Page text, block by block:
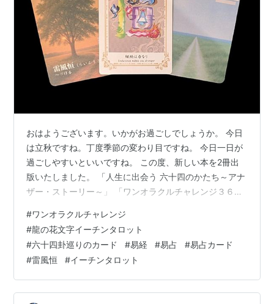
おはようございます。いかがお過ごしでしょうか。 今日
は立秋ですね。丁度季節の変わり目ですね。 今日一日が
過ごしやすいといいですね。 この度、新しい本を2冊出
版いたしました。 「人生に出会う 六十四のかたち～アナ
ザー・ストーリー～」 「ワンオラクルチャレンジ３６
す。 詳しくはこちらのリンクをご覧ください。
elmproject.hateblo.jp そんな一日ですが、今日もワンオ
ラクルチャレンジ、しました。 ワンオラクルチャレンジ
も2周年になりました。 ★ワンオラクルチャレンジと
は？★ 「ワンオラクル」というタロットカードの占い方
で、 毎…
#ワンオラクルチャレンジ
#龍の花文字イーチンタロット
#六十四卦巡りのカード #易経 #易占 #易占カード
#雷風恒 #イーチンタロット